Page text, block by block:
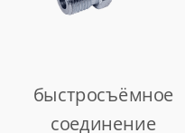
быстросъёмное
соединение